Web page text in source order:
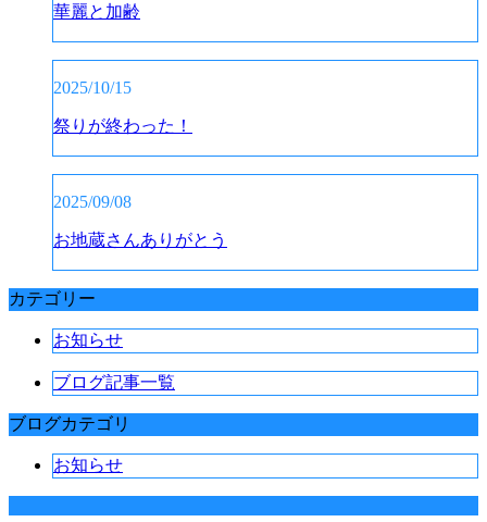
華麗と加齢
2025/10/15
祭りが終わった！
2025/09/08
お地蔵さんありがとう
カテゴリー
お知らせ
ブログ記事一覧
ブログカテゴリ
お知らせ